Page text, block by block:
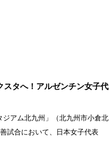
スタへ！アルゼンチン女子代
アム北九州」（北九州市小倉北
試合において、日本女子代表